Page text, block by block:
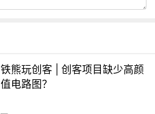
铁熊玩创客 | 创客项目缺少高颜
值电路图？